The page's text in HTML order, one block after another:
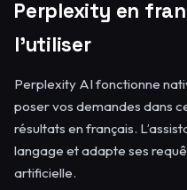
Perplexity en
l’utiliser
Perplexity AI fonctionne
poser vos demandes dans
résultats en français.
langage et adapte ses
artificielle.